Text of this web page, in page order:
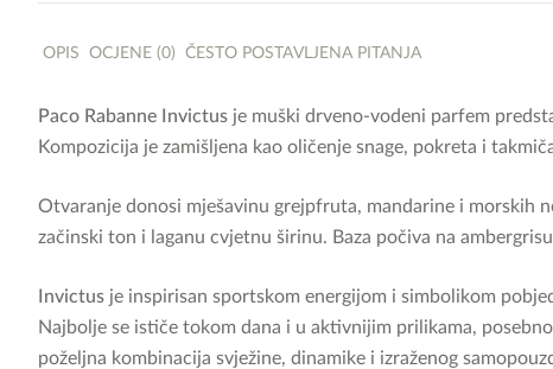
OPIS OCJENE (0) ČESTO POSTAVLJENA PITANJA
Paco Rabanne Invictus je muški drveno-vodeni parfem
Kompozicija je zamišljena kao oličenje snage, pokreta i
Otvaranje donosi mješavinu grejpfruta, mandarine i morskih
začinski ton i laganu cvjetnu širinu. Baza počiva na
Invictus je inspirisan sportskom energijom i simbolikom
Najbolje se ističe tokom dana i u aktivnijim prilikama,
poželjna kombinacija svježine, dinamike i izraženog